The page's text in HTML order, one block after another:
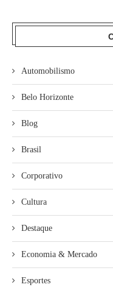
Automobilismo
Belo Horizonte
Blog
Brasil
Corporativo
Cultura
Destaque
Economia & Mercado
Esportes